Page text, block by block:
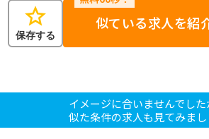
star
保存する
似ている求人を紹
イメージに合いませんでした
似た条件の求人も見てみまし